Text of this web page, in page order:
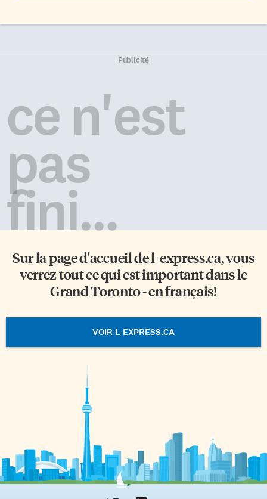
Publicité
ce n'est
pas
fini...
Sur la page d'accueil del-express.ca, vous
verrez tout ce qui est important dans le
Grand Toronto - en français!
VOIR L-EXPRESS.CA